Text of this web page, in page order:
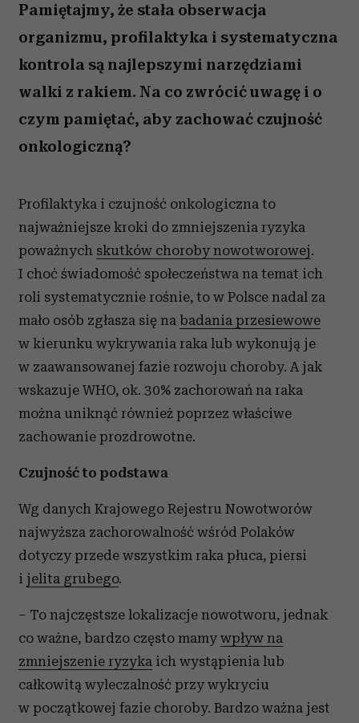
Pamiętajmy, że stała obserwacja
organizmu, profilaktyka i systematyczna
kontrola są najlepszymi narzędziami
walki z rakiem. Na co zwrócić uwagę i o
czym pamiętać, aby zachować czujność
onkologiczną?
Profilaktyka i czujność onkologiczna to
najważniejsze kroki do zmniejszenia ryzyka
poważnych skutków choroby nowotworowej.
I choć świadomość społeczeństwa na temat ich
roli systematycznie rośnie, to w Polsce nadal za
mało osób zgłasza się na badania przesiewowe
w kierunku wykrywania raka lub wykonują je
w zaawansowanej fazie rozwoju choroby. A jak
wskazuje WHO, ok. 30% zachorowań na raka
można uniknąć również poprzez właściwe
zachowanie prozdrowotne.
Czujność to podstawa
Wg danych Krajowego Rejestru Nowotworów
najwyższa zachorowalność wśród Polaków
dotyczy przede wszystkim raka płuca, piersi
i jelita grubego.
– To najczęstsze lokalizacje nowotworu, jednak
co ważne, bardzo często mamy wpływ na
zmniejszenie ryzyka ich wystąpienia lub
całkowitą wyleczalność przy wykryciu
w początkowej fazie choroby. Bardzo ważna jest